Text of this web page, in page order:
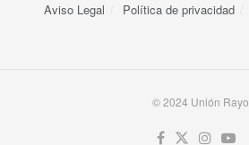
Aviso Legal Política de privacidad
© 2024 Unión Rayo